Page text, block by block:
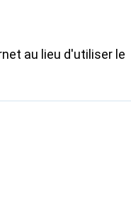
au lieu d'utiliser le